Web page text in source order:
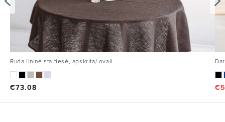
Ruda lininė staltiesė, apskrita/ ovali
€73.08 €